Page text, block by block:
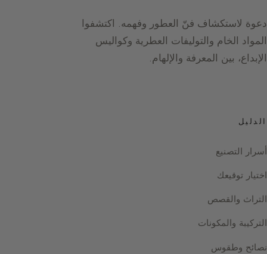
دعوة لاستكشاف فنّ العطور وفهمه. اكتشفوا
المواد الخام والتوليفات العطرية وكواليس
الإبداع، بين المعرفة والإلهام.
الدليل
أسرار التصنيع
اختيار توقيعك
التراث والقصص
التركيبة والمكونات
نصائح وطقوس